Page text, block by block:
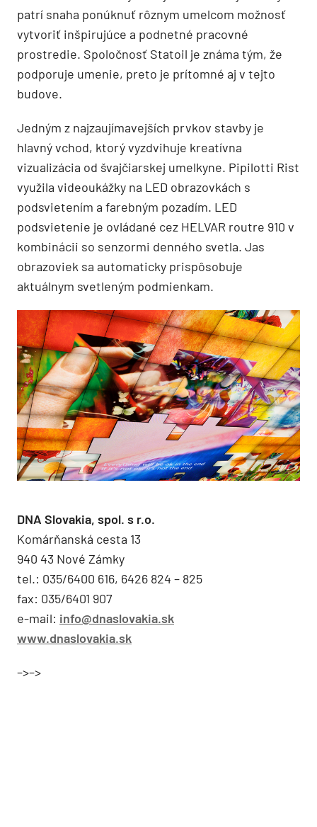
patrí snaha ponúknuť rôznym umelcom možnosť
vytvoriť inšpirujúce a podnetné pracovné
prostredie. Spoločnosť Statoil je známa tým, že
podporuje umenie, preto je prítomné aj v tejto
budove.
Jedným z najzaujímavejších prvkov stavby je
hlavný vchod, ktorý vyzdvihuje kreatívna
vizualizácia od švajčiarskej umelkyne. Pipilotti Rist
využila videoukážky na LED obrazovkách s
podsvietením a farebným pozadím. LED
podsvietenie je ovládané cez HELVAR routre 910 v
kombinácii so senzormi denného svetla. Jas
obrazoviek sa automaticky prispôsobuje
aktuálnym svetleným podmienkam.
DNA Slovakia, spol. s r.o.
Komárňanská cesta 13
940 43 Nové Zámky
tel.: 035/6400 616, 6426 824 – 825
fax: 035/6401 907
e-mail: info@dnaslovakia.sk
www.dnaslovakia.sk
–>–>